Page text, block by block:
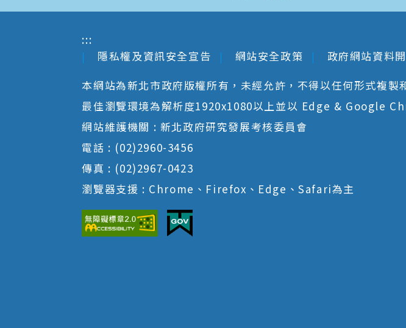
:::
隱私權及資訊安全宣告
網站安全政策 政府網站資料
本網站為新北市政府版權所有，未經允許，不得以任何形式複製
最佳瀏覽環境為解析度1920x1080以上並以 Edge & Google
網站維護機關 : 新北政府研究發展考核委員會
電話 : (02)2960-3456
傳真 : (02)2967-0423
瀏覽器支援 : Chrome、Firefox、Edge、Safari為主